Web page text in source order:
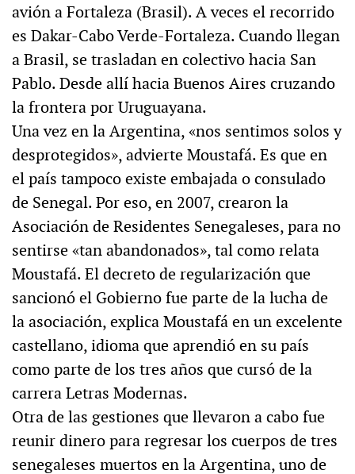
avión a Fortaleza (Brasil). A veces el recorrido
es Dakar-Cabo Verde-Fortaleza. Cuando llegan
a Brasil, se trasladan en colectivo hacia San
Pablo. Desde allí hacia Buenos Aires cruzando
la frontera por Uruguayana.
Una vez en la Argentina, «nos sentimos solos y
desprotegidos», advierte Moustafá. Es que en
el país tampoco existe embajada o consulado
de Senegal. Por eso, en 2007, crearon la
Asociación de Residentes Senegaleses, para no
sentirse «tan abandonados», tal como relata
Moustafá. El decreto de regularización que
sancionó el Gobierno fue parte de la lucha de
la asociación, explica Moustafá en un excelente
castellano, idioma que aprendió en su país
como parte de los tres años que cursó de la
carrera Letras Modernas.
Otra de las gestiones que llevaron a cabo fue
reunir dinero para regresar los cuerpos de tres
senegaleses muertos en la Argentina, uno de